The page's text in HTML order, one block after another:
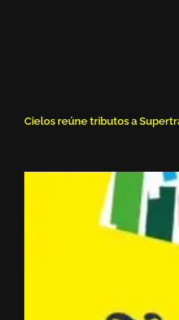
Cielos reúne tributos a